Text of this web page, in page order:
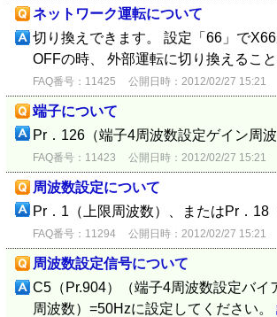
ネットワーク運転について
切り換えできます。 設定「66」で
OFFの時、 外部運転に切り換えるこ
FAQ番号：11425 公開日時：2012/02/27 15:21
端子について
Pr．126（端子4周波数設定ゲイン周
FAQ番号：11423 公開日時：2012/02/27 15:21
周波数設定について
Pr．1（上限周波数）、またはPr．
FAQ番号：11294 公開日時：2012/02/27 15:21
周波数設定信号について
C5（Pr.904）（端子4周波数設定バ
周波数）=50Hzに設定してください。